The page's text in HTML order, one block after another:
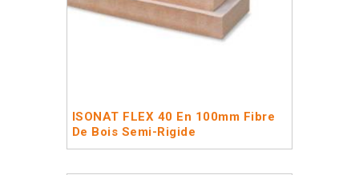
ISONAT FLEX 40 En 100mm Fibre
De Bois Semi-Rigide